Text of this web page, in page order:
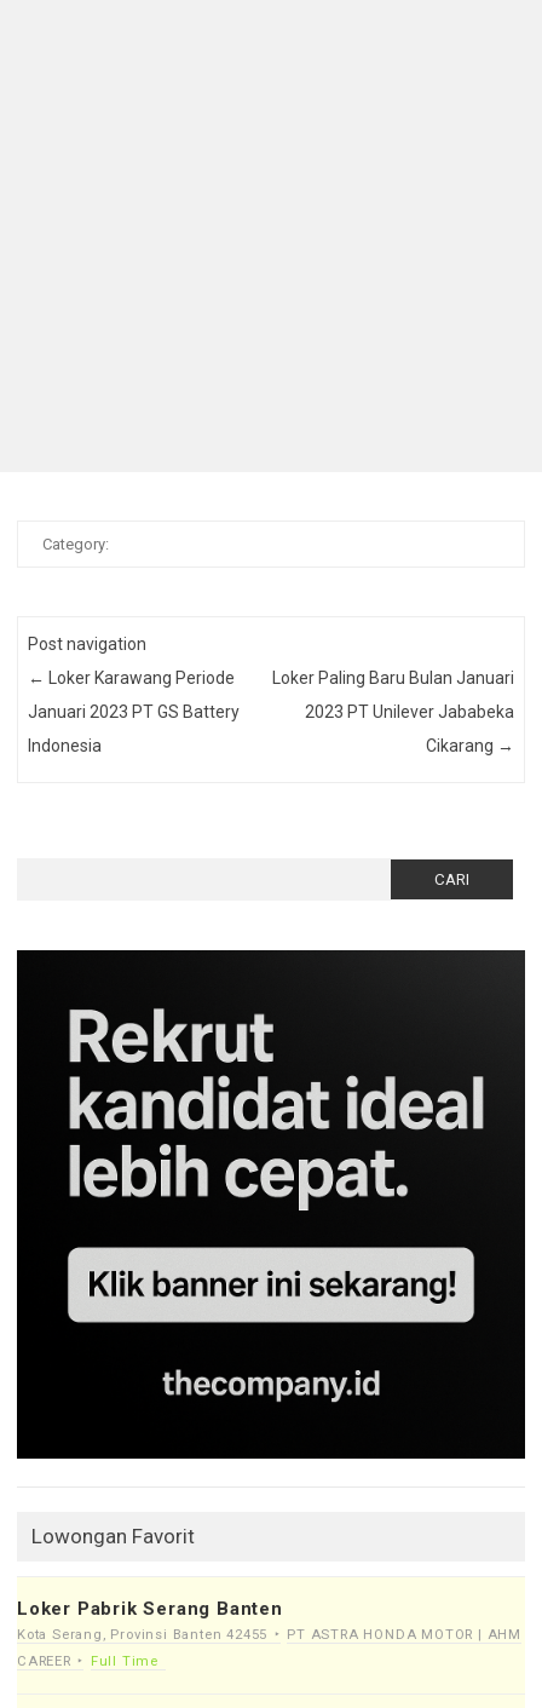
Category:
Post navigation
←
Loker Karawang Periode
Januari 2023 PT GS Battery
Indonesia
Loker Paling Baru Bulan Januari
2023 PT Unilever Jababeka
Cikarang →
Lowongan Favorit
Loker Pabrik Serang Banten
Kota Serang, Provinsi Banten 42455
PT ASTRA HONDA MOTOR | AHM
CAREER
Full Time